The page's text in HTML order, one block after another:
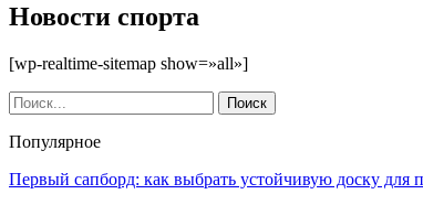
Новости спорта
[wp-realtime-sitemap show=»all»]
Популярное
Первый сапборд: как выбрать устойчивую доску для